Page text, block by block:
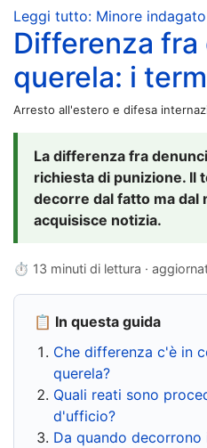
Leggi tutto: Minore
Differenza fra
querela: i
Arresto all'estero e difesa
La differenza fra
richiesta di punizione. Il
decorre dal fatto ma dal
acquisisce notizia.
⏱ 13 minuti di lettura ·
📋 In questa guida
Che differenza c'è in
querela?
Quali reati sono
d'ufficio?
Da quando